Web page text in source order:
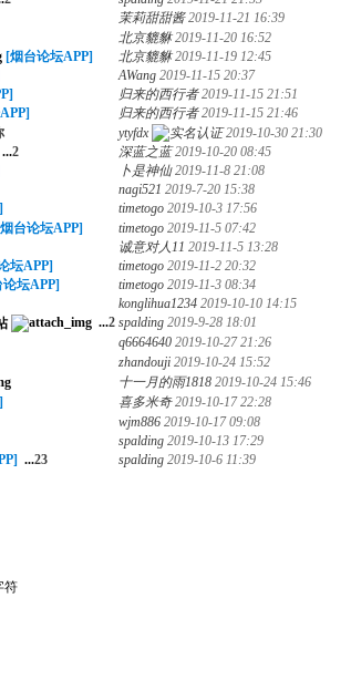
茉莉甜甜酱 2019-11-21 16:39
北京貔貅 2019-11-20 16:52
[烟台论坛APP] 北京貔貅 2019-11-19 12:45
AWang 2019-11-15 20:37
归来的西行者 2019-11-15 21:51
归来的西行者 2019-11-15 21:46
ytyfdx 2019-10-30 21:30
...2 深蓝之蓝 2019-10-20 08:45
卜是神仙 2019-11-8 21:08
nagi521 2019-7-20 15:38
timetogo 2019-10-3 17:56
台论坛APP] timetogo 2019-11-5 07:42
诚意对人11 2019-11-5 13:28
坛APP] timetogo 2019-11-2 20:32
论坛APP] timetogo 2019-11-3 08:34
konglihua1234 2019-10-10 14:15
...2 spalding 2019-9-28 18:01
q6664640 2019-10-27 21:26
zhandouji 2019-10-24 15:52
十一月的雨1818 2019-10-24 15:46
喜多米奇 2019-10-17 22:28
wjm886 2019-10-17 09:08
spalding 2019-10-13 17:29
...23 spalding 2019-10-6 11:39
符